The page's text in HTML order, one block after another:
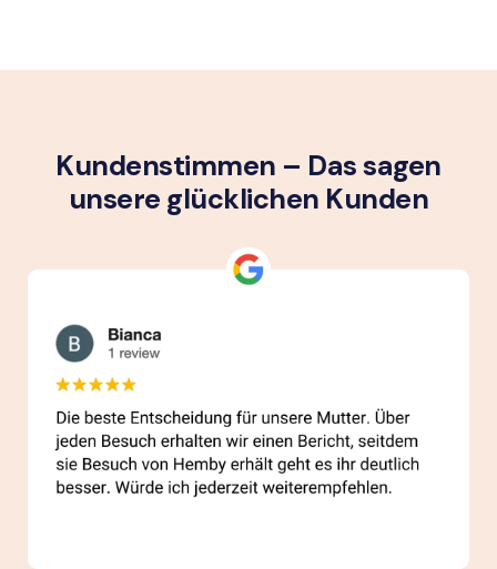
Kundenstimmen – Das sagen
unsere glück­lichen Kunden